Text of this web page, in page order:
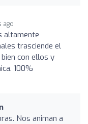
ago
altamente
trasciende el
con ellos y
100%
Nos animan a